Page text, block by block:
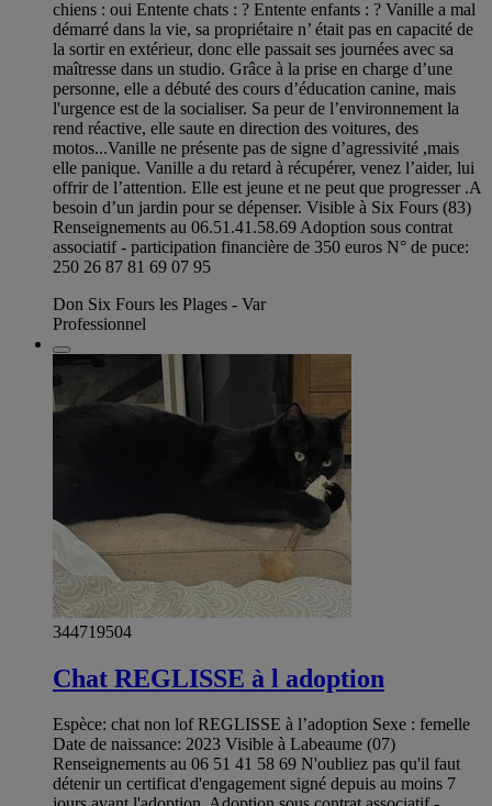
chiens : oui Entente chats : ? Entente enfants : ? Vanille a mal
démarré dans la vie, sa propriétaire n’ était pas en capacité de
la sortir en extérieur, donc elle passait ses journées avec sa
maîtresse dans un studio. Grâce à la prise en charge d’une
personne, elle a débuté des cours d’éducation canine, mais
l'urgence est de la socialiser. Sa peur de l’environnement la
rend réactive, elle saute en direction des voitures, des
motos...Vanille ne présente pas de signe d’agressivité ,mais
elle panique. Vanille a du retard à récupérer, venez l’aider, lui
offrir de l’attention. Elle est jeune et ne peut que progresser .A
besoin d’un jardin pour se dépenser. Visible à Six Fours (83)
Renseignements au 06.51.41.58.69 Adoption sous contrat
associatif - participation financière de 350 euros N° de puce:
250 26 87 81 69 07 95
Don Six Fours les Plages - Var
Professionnel
344719504
Chat REGLISSE à l adoption
Espèce: chat non lof REGLISSE à l’adoption Sexe : femelle
Date de naissance: 2023 Visible à Labeaume (07)
Renseignements au 06 51 41 58 69 N'oubliez pas qu'il faut
détenir un certificat d'engagement signé depuis au moins 7